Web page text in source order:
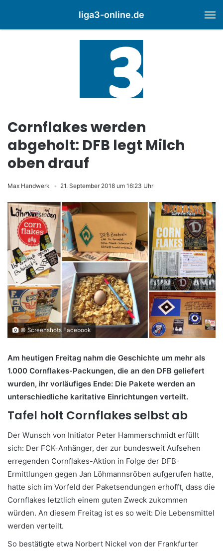
liga3-online.de
Cornflakes werden
abgeholt: DFB legt Milch
oben drauf
Max Handwerk 21. September 2018 um 16:23 Uhr
© Screenshots Facebook
Am heutigen Freitag nahm die Geschichte um mehr als
1.000 Cornflakes-Packungen, die an den DFB geliefert
wurden, ihr vorläufiges Ende: Die Pakete werden an
unterschiedliche karitative Einrichtungen verteilt.
Tafel holt Cornflakes selbst ab
Der Wunsch von Initiator Peter Hammerschmidt erfüllt
sich: Der FCK-Anhänger, der zur bundesweit Aufsehen
erregenden Cornflakes-Aktion in Folge der DFB-
Ermittlungen gegen Jan Löhmannsröben aufgerufen hatte,
hatte sich im Vorfeld der Paketsendungen erhofft, dass die
Cornflakes letztlich einem guten Zweck zukommen
würden. An diesem Freitag ist es so weit: Die Lebensmittel
werden verteilt.
So bestätigte etwa Norbert Nickel von der Frankfurter